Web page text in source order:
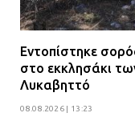
Εντοπίστηκε
στο εκκλησάκι
Λυκαβηττό
08.08.2026 | 13:23